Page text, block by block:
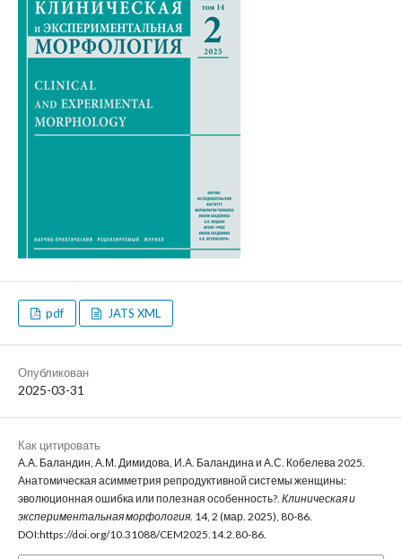
pdf JATS XML
Опубликован
2025-03-31
Как цитировать
А.А. Баландин, А.М. Димидова, И.А. Баландина и А.С. Кобелева 2025.
Анатомическая асимметрия репродуктивной системы женщины:
эволюционная ошибка или полезная особенность?. Клиническая и
экспериментальная морфология . 14, 2 (мар. 2025), 80-86.
DOI:https://doi.org/10.31088/CEM2025.14.2.80-86.